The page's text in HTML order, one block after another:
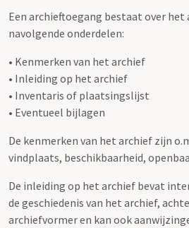
Een archieftoegang bestaat over het
navolgende onderdelen:
• Kenmerken van het archief
• Inleiding op het archief
• Inventaris of plaatsingslijst
• Eventueel bijlagen
De kenmerken van het archief zijn
vindplaats, beschikbaarheid,
De inleiding op het archief bevat
de geschiedenis van het archief,
archiefvormer en kan ook